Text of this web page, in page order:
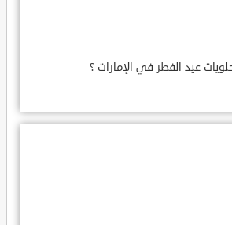
عيد الفطر في الإمارات ؟